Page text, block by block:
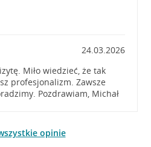
24.03.2026
Miło wiedzieć, że tak
profesjonalizm. Zawsze
Pozdrawiam, Michał
opinie